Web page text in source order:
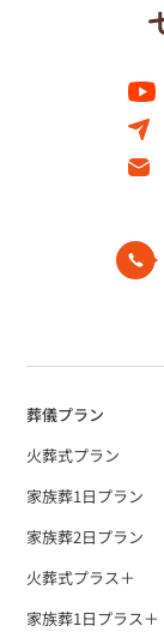
葬儀プラン
火葬式プラン
家族葬1日プラン
家族葬2日プラン
火葬式プラス＋
家族葬1日プラス＋